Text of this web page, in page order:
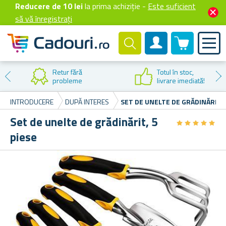
Reducere de 10 leila prima achiziție - Este suficient
să vă înregistrați
Cont client
0 produselor
Reducere la
prima cumpărare
INTRODUCERE DUPĂ INTERES SET DE UNELTE DE GRĂDINĂRIT,
Set de unelte de grădinărit, 5
piese
★★★★★
★★★★★